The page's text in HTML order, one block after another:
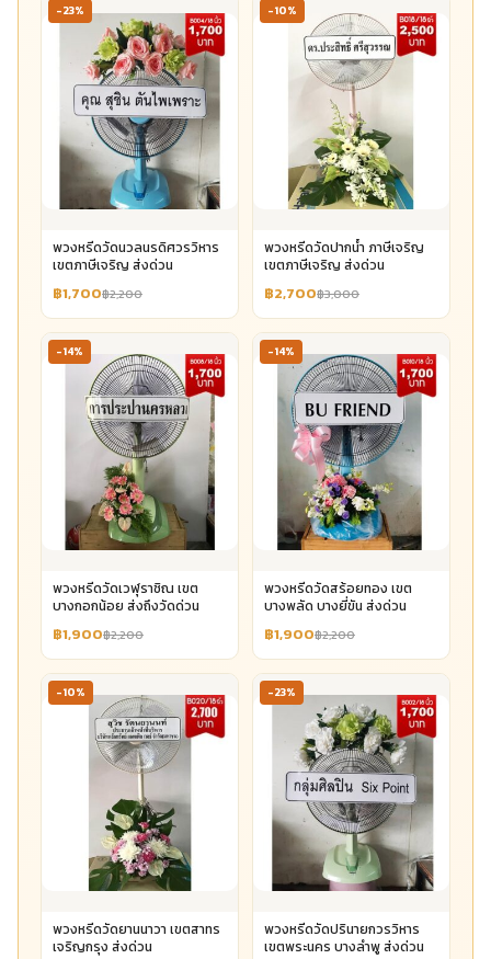
-23%
พวงหรีดวัดนวลนรดิศวรวิหาร
เขตภาษีเจริญ ส่งด่วน
฿1,700฿2,200
-10%
พวงหรีดวัดปากน้ำ ภาษีเจริญ
เขตภาษีเจริญ ส่งด่วน
฿2,700฿3,000
-14%
พวงหรีดวัดเวฬุราชิณ เขต
บางกอกน้อย ส่งถึงวัดด่วน
฿1,900฿2,200
-14%
พวงหรีดวัดสร้อยทอง เขต
บางพลัด บางยี่ขัน ส่งด่วน
฿1,900฿2,200
-10%
พวงหรีดวัดยานนาวา เขตสาทร
เจริญกรุง ส่งด่วน
-23%
พวงหรีดวัดปรินายกวรวิหาร
เขตพระนคร บางลำพู ส่งด่วน